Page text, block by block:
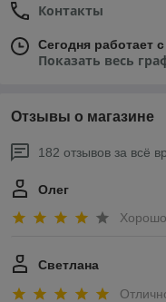
Контакты
Сегодня работает
Показать весь
Отзывы о магазине
182 отзывов за всё
Олег
Хорошо
Светлана